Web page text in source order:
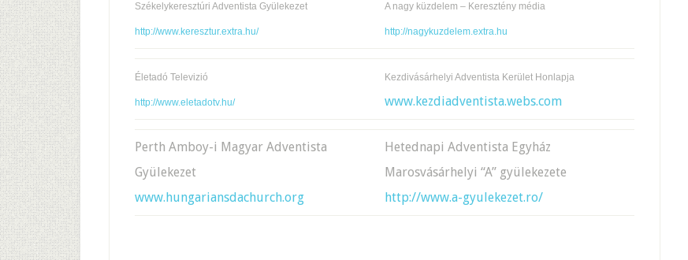
Székelykeresztúri Adventista Gyülekezet
http://www.keresztur.extra.hu/
A nagy küzdelem – Keresztény média
http://nagykuzdelem.extra.hu
Életadó Televizió
http://www.eletadotv.hu/
Kezdivásárhelyi Adventista Kerület Honlapja
www.kezdiadventista.webs.com
Perth Amboy-i Magyar Adventista
Gyülekezet
www.hungariansdachurch.org
Hetednapi Adventista Egyház
Marosvásárhelyi “A” gyülekezete
http://www.a-gyulekezet.ro/